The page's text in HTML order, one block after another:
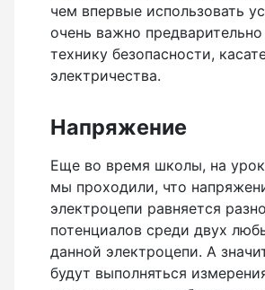
чем впервые использовать
очень важно предварительно
технику безопасности,
электричества.
Напряжение
Еще во время школы, на
мы проходили, что
электроцепи равняется
потенциалов среди двух
данной электроцепи. А
будут выполняться